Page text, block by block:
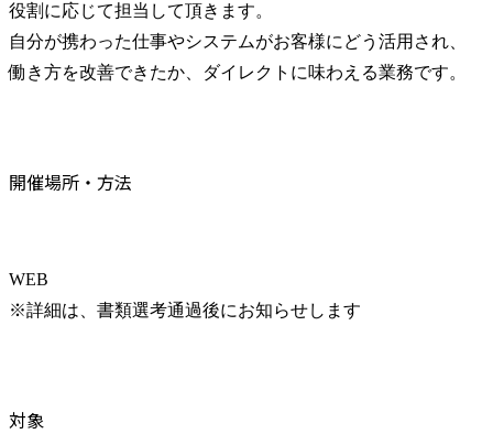
役割に応じて担当して頂きます。
自分が携わった仕事やシステムがお客様にどう活用され、
働き方を改善できたか、ダイレクトに味わえる業務です。
開催場所・方法
WEB
※詳細は、書類選考通過後にお知らせします
対象